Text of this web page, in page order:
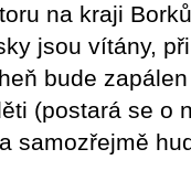
na kraji
jsou vítány,
bude
(postará se o
samozřejmě